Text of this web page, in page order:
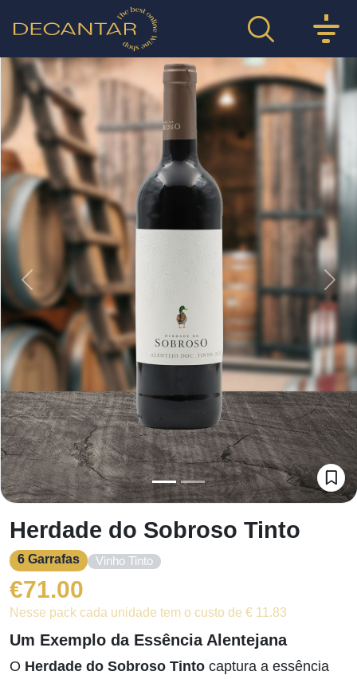
Previous
Herdade do Sobroso Tinto
6 Garrafas Vinho Tinto
€71.00
Nesse pack cada unidade tem o custo de € 11.83
Um Exemplo da Essência Alentejana
O Herdade do Sobroso Tinto captura a essência